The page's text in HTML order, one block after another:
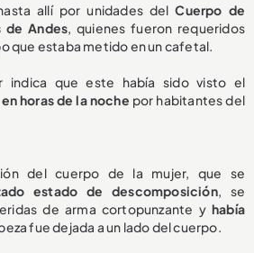
allí por unidades delCuerpo de
de Andes, quienes fueron requeridos
que estaba metido en un cafetal.
indica que este había sido visto el
en horas de la noche por habitantes del
del cuerpo de la mujer, que se
estado de descomposición, se
de arma cortopunzante y había
fue dejada a un lado del cuerpo.